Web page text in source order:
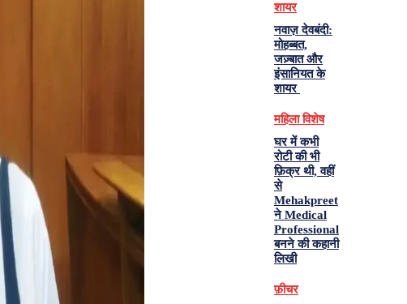
शायर
नवाज़ देवबंदी:
मोहब्बत,
जज़्बात और
इंसानियत के
शायर
महिला विशेष
घर में कभी
रोटी की भी
फ़िक्र थी, वहीं
से
Mehakpreet
ने Medical
Professional
बनने की कहानी
लिखी
फ़ीचर